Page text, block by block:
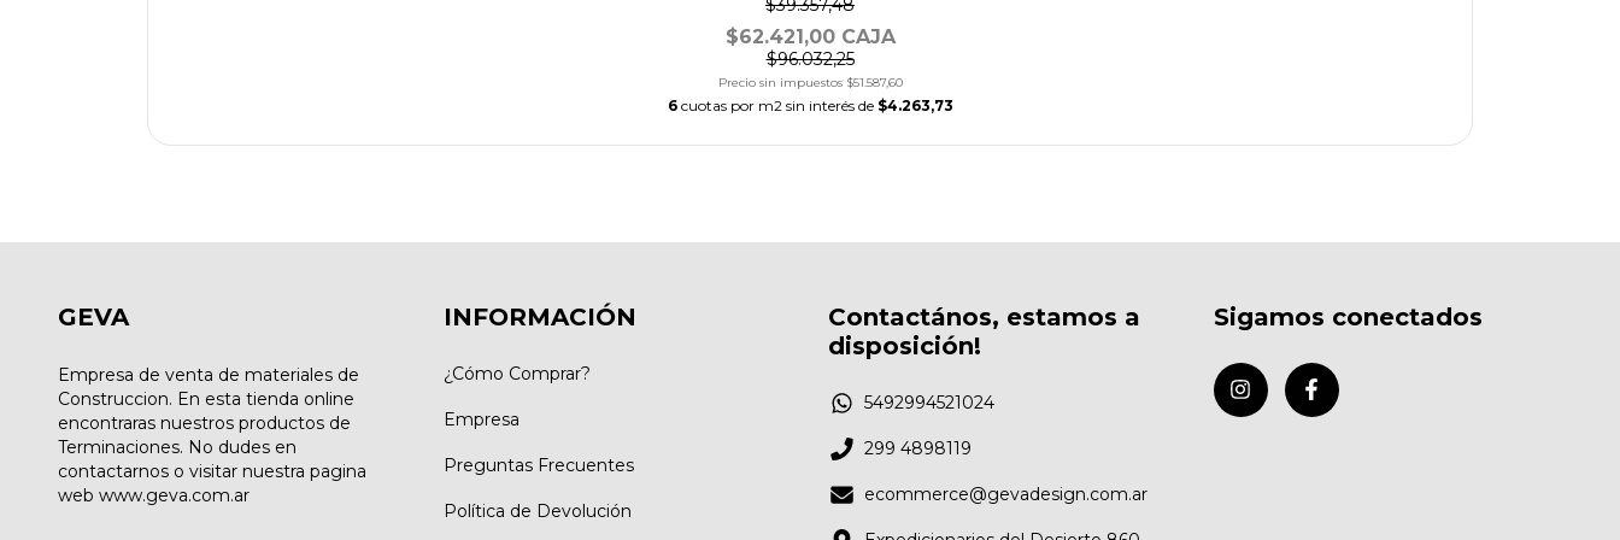
$62.421,00 CAJA
$96.032,25
Precio sin impuestos $51.587,60
6 cuotas por m2 sin interés de $4.263,73
GEVA
Empresa de venta de materiales de
Construccion. En esta tienda online
encontraras nuestros productos de
Terminaciones. No dudes en
contactarnos o visitar nuestra pagina
web www.geva.com.ar
INFORMACIÓN
¿Cómo Comprar?
Empresa
Preguntas Frecuentes
Política de Devolución
Contactános, estamos a
disposición!
5492994521024
299 4898119
ecommerce@gevadesign.com.ar
Sigamos conectados